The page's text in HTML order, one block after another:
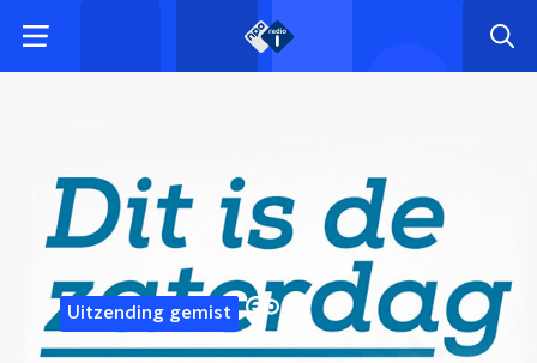
Uitzending gemist